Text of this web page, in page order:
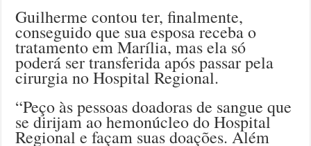
Guilherme contou ter, finalmente,
conseguido que sua esposa receba o
tratamento em Marília, mas ela só
poderá ser transferida após passar pela
cirurgia no Hospital Regional.
“Peço às pessoas doadoras de sangue que
se dirijam ao hemonúcleo do Hospital
Regional e façam suas doações. Além